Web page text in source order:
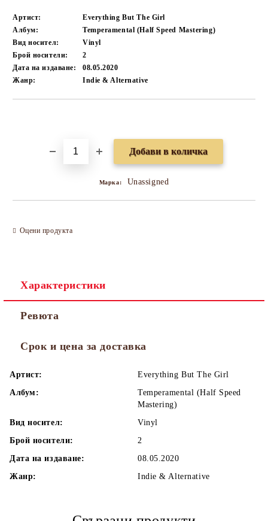
Артист:
Everything But The Girl
Албум:
Temperamental (Half Speed Mastering)
Вид носител:
Vinyl
Брой носители:
2
Дата на издаване:
08.05.2020
Жанр:
Indie & Alternative
Марка: Unassigned
Оцени продукта
Характеристики
Ревюта
Срок и цена за доставка
Артист:
Everything But The Girl
Албум:
Temperamental (Half Speed
Mastering)
Вид носител:
Vinyl
Брой носители:
2
Дата на издаване:
08.05.2020
Жанр:
Indie & Alternative